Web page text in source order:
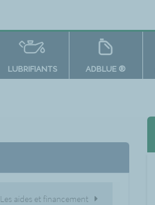
LUBRIFIANTS ADBLUE ®
Les aides et financement